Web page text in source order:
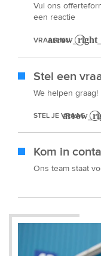
Vul ons
een reactie
VRAAG NU
Stel een
We helpen graag!
STEL JE VRAAG
Kom in
Ons team staat